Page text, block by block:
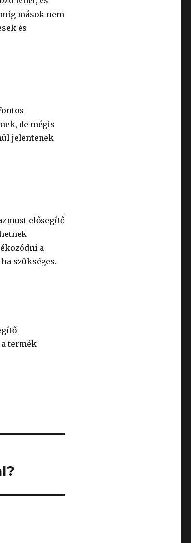
mások nem
és
de mégis
jelentenek
elősegítő
a
szükséges.
termék